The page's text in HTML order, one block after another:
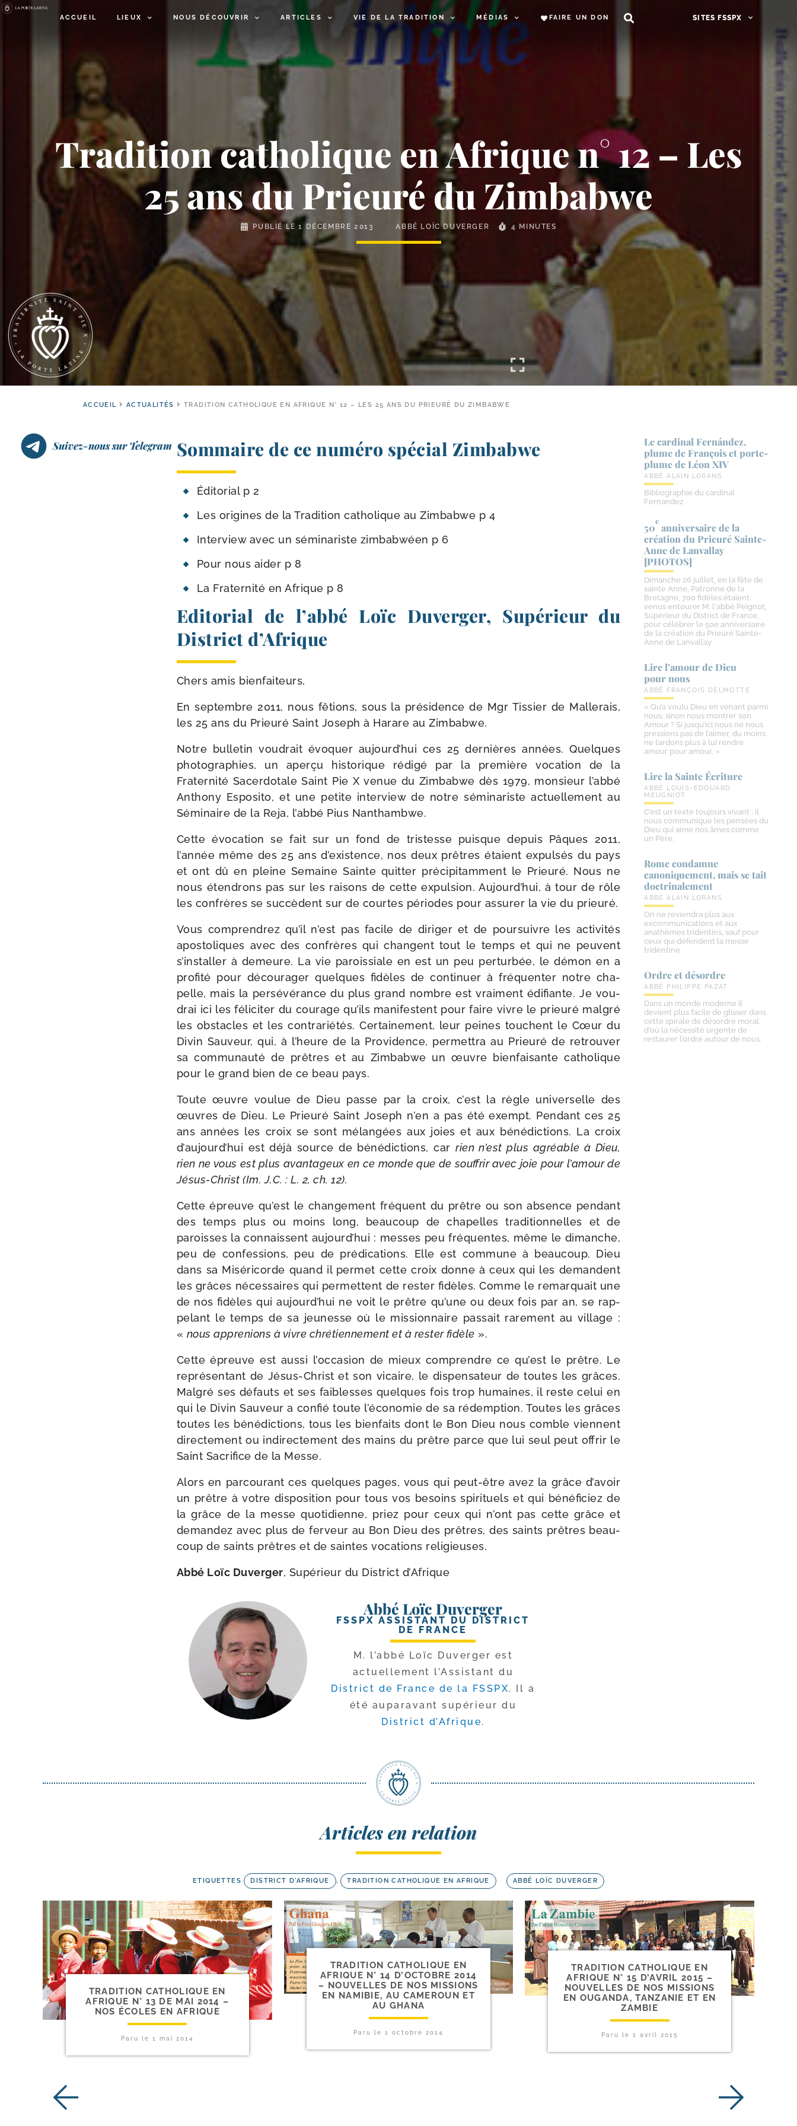
ACCUEIL LIEUX NOUS DÉCOUVRIR ARTICLES VIE DE LA TRADITION MÉDIAS FAIRE UN DON SITES FSSPX
Tradition catholique en Afrique n° 12 – Les
25 ans du Prieuré du Zimbabwe
PUBLIÉ LE1 DÉCEMBRE 2013 ABBÉ LOÏC DUVERGER 4 MINUTES
ACCUEIL ACTUALITÉS TRADITION CATHOLIQUE EN AFRIQUE N° 12 – LES 25 ANS DU PRIEURÉ DU ZIMBABWE
Suivez-nous sur Telegram Sommaire de ce numéro spécial Zimbabwe
Éditorial p 2
Les ori­gines de la Tradition catho­lique au Zimbabwe p 4
Interview avec un sémi­na­riste zim­babwéen p 6
Pour nous aider p 8
La Fraternité en Afrique p 8
Editorial de l’abbé Loïc Duverger, Supérieur du
District d’Afrique
Chers amis bienfaiteurs,
En sep­tembre 2011, nous fêtions, sous la pré­si­dence de Mgr Tissier de Mallerais,
les 25 ans du Prieuré Saint Joseph à Harare au Zimbabwe.
Notre bul­le­tin vou­drait évo­quer aujourd’hui ces 25 der­nières années. Quelques
pho­to­gra­phies, un aper­çu his­to­rique rédi­gé par la pre­mière voca­tion de la
Fraternité Sacerdotale Saint Pie X venue du Zimbabwe dès 1979, mon­sieur l’abbé
Anthony Esposito, et une petite inter­view de notre sémi­na­riste actuel­le­ment au
Séminaire de la Reja, l’abbé Pius Nanthambwe.
Cette évo­ca­tion se fait sur un fond de tris­tesse puisque depuis Pâques 2011,
l’année même des 25 ans d’existence, nos deux prêtres étaient expul­sés du pays
et ont dû en pleine Semaine Sainte quit­ter pré­ci­pi­tam­ment le Prieuré. Nous ne
nous éten­drons pas sur les rai­sons de cette expul­sion. Aujourd’hui, à tour de rôle
les confrères se suc­cèdent sur de courtes périodes pour assu­rer la vie du prieuré.
Vous com­pren­drez qu’il n’est pas facile de diri­ger et de pour­suivre les acti­vi­tés
apos­to­liques avec des confrères qui changent tout le temps et qui ne peuvent
s’installer à demeure. La vie parois­siale en est un peu per­tur­bée, le démon en a
pro­fi­té pour décou­ra­ger quelques fidèles de conti­nuer à fré­quen­ter notre cha­
pelle, mais la per­sé­vé­rance du plus grand nombre est vrai­ment édi­fiante. Je vou­
drai ici les féli­ci­ter du cou­rage qu’ils mani­festent pour faire vivre le prieu­ré mal­gré
les obs­tacles et les contra­rié­tés. Certainement, leur peines touchent le Cœur du
Divin Sauveur, qui, à l’heure de la Providence, per­met­tra au Prieuré de retrou­ver
sa com­mu­nau­té de prêtres et au Zimbabwe un œuvre bien­fai­sante catho­lique
pour le grand bien de ce beau pays.
Toute œuvre vou­lue de Dieu passe par la croix, c’est la règle uni­ver­selle des
œuvres de Dieu. Le Prieuré Saint Joseph n’en a pas été exempt. Pendant ces 25
ans années les croix se sont mélan­gées aux joies et aux béné­dic­tions. La croix
d’aujourd’hui est déjà source de béné­dic­tions, carrien n’est plus agréable à Dieu,
rien ne vous est plus avan­ta­geux en ce monde que de souf­frir avec joie pour l’amour de
Jésus-​Christ (Im. J.C. : L. 2, ch. 12).
Cette épreuve qu’est le chan­ge­ment fré­quent du prêtre ou son absence pen­dant
des temps plus ou moins long, beau­coup de cha­pelles tra­di­tion­nelles et de
paroisses la connaissent aujourd’hui : messes peu fré­quentes, même le dimanche,
peu de confes­sions, peu de pré­di­ca­tions. Elle est com­mune à beau­coup. Dieu
dans sa Miséricorde quand il per­met cette croix donne à ceux qui les demandent
les grâces néces­saires qui per­mettent de res­ter fidèles. Comme le remar­quait une
de nos fidèles qui aujourd’hui ne voit le prêtre qu’une ou deux fois par an, se rap­
pe­lant le temps de sa jeu­nesse où le mis­sion­naire pas­sait rare­ment au vil­lage :
« nous appre­nions à vivre chré­tien­ne­ment et à res­ter fidèle ».
Cette épreuve est aus­si l’occasion de mieux com­prendre ce qu’est le prêtre. Le
repré­sen­tant de Jésus-​Christ et son vicaire, le dis­pen­sa­teur de toutes les grâces.
Malgré ses défauts et ses fai­blesses quelques fois trop humaines, il reste celui en
qui le Divin Sauveur a confié toute l’économie de sa rédemp­tion. Toutes les grâces
toutes les béné­dic­tions, tous les bien­faits dont le Bon Dieu nous comble viennent
direc­te­ment ou indi­rec­te­ment des mains du prêtre parce que lui seul peut offrir le
Saint Sacrifice de la Messe.
Alors en par­cou­rant ces quelques pages, vous qui peut-​être avez la grâce d’avoir
un prêtre à votre dis­po­si­tion pour tous vos besoins spi­ri­tuels et qui béné­fi­ciez de
la grâce de la messe quo­ti­dienne, priez pour ceux qui n’ont pas cette grâce et
deman­dez avec plus de fer­veur au Bon Dieu des prêtres, des saints prêtres beau­
coup de saints prêtres et de saintes voca­tions religieuses.
Abbé Loïc Duverger, Supérieur du District d’Afrique
Abbé Loïc Duverger
FSSPX ASSISTANT DU DISTRICT
DE FRANCE
M. l’ab­bé Loïc Duverger est
actuel­le­ment l’Assistant du
District de France de la FSSPX. Il a
été aupa­ra­vant supé­rieur du
District d’Afrique.
Le cardinal Fernández,
plume de François et porte-​
plume de Léon XIV
ABBÉ ALAIN LORANS
Bibliographie du cardinal
Fernandez
50
e
anniversaire de la
création du Prieuré Sainte-​
Anne de Lanvallay
[PHOTOS]
Dimanche 26 juillet, en la fête de
sainte Anne, Patronne de la
Bretagne, 700 fidèles étaient
venus entourer M. l'abbé Peignot,
Supérieur du District de France,
pour célébrer le 50e anniversaire
de la création du Prieuré Sainte-
Anne de Lanvallay
Lire l’amour de Dieu
pour nous
ABBÉ FRANÇOIS DELMOTTE
« Qu’a voulu Dieu en venant parmi
nous, sinon nous montrer son
Amour ? Si jusqu’ici nous ne nous
pressions pas de l’aimer, du moins
ne tardons plus à lui rendre
amour pour amour. »
Lire la Sainte Écriture
ABBÉ LOUIS-EDOUARD
MEUGNIOT
C’est un texte toujours vivant ; il
nous communique les pensées du
Dieu qui aime nos âmes comme
un Père.
Rome condamne
canoniquement, mais se tait
doctrinalement
ABBÉ ALAIN LORANS
On ne reviendra plus aux
excommunications et aux
anathèmes tridentins, sauf pour
ceux qui défendent la messe
tridentine.
Ordre et désordre
ABBÉ PHILIPPE PAZAT
Dans un monde moderne il
devient plus facile de glisser dans
cette spirale de désordre moral,
d’où la nécessité urgente de
restaurer l’ordre autour de nous.
Articles en relation
ETIQUETTES DISTRICT D'AFRIQUE , TRADITION CATHOLIQUE EN AFRIQUE ABBÉ LOÏC DUVERGER
TRADITION CATHOLIQUE EN
AFRIQUE N° 13 DE MAI 2014 –
NOS ÉCOLES EN AFRIQUE
Paru le 1 mai 2014
TRADITION CATHOLIQUE EN
AFRIQUE N° 14 D’OCTOBRE 2014
– NOUVELLES DE NOS MISSIONS
EN NAMIBIE, AU CAMEROUN ET
AU GHANA
Paru le 1 octobre 2014
TRADITION CATHOLIQUE EN
AFRIQUE N° 15 D’AVRIL 2015 –
NOUVELLES DE NOS MISSIONS
EN OUGANDA, TANZANIE ET EN
ZAMBIE
Paru le1 avril 2015